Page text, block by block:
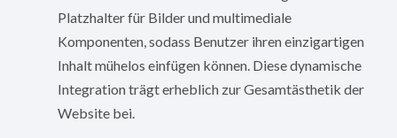
Platzhalter für Bilder und multimediale
Komponenten, sodass Benutzer ihren einzigartigen
Inhalt mühelos einfügen können. Diese dynamische
Integration trägt erheblich zur Gesamtästhetik der
Website bei.